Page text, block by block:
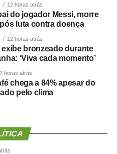
LinkedIn
Share
12 horas atrás
do jogador Messi, morre
luta contra doença
12 horas atrás
exibe bronzeado durante
‘Viva cada momento’
horas atrás
chega a 84% apesar do
pelo clima